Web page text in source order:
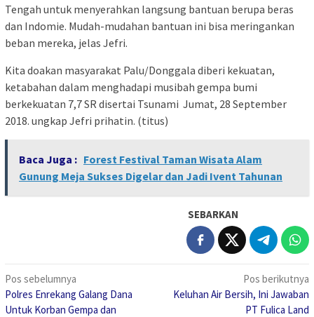
Tengah untuk menyerahkan langsung bantuan berupa beras
dan Indomie. Mudah-mudahan bantuan ini bisa meringankan
beban mereka, jelas Jefri.
Kita doakan masyarakat Palu/Donggala diberi kekuatan,
ketabahan dalam menghadapi musibah gempa bumi
berkekuatan 7,7 SR disertai Tsunami Jumat, 28 September
2018. ungkap Jefri prihatin. (titus)
Baca Juga : Forest Festival Taman Wisata Alam
Gunung Meja Sukses Digelar dan Jadi Ivent Tahunan
SEBARKAN
Navigasi
pos
Pos sebelumnya
Polres Enrekang Galang Dana
Untuk Korban Gempa dan
Pos berikutnya
Keluhan Air Bersih, Ini Jawaban
PT Fulica Land